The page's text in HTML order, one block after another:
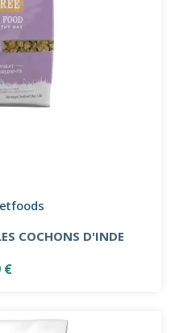
COCHONS D'INDE
€